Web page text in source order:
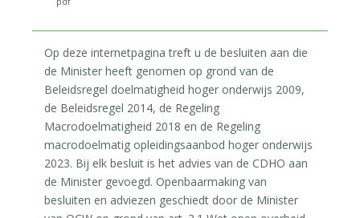
Op deze internetpagina treft u de besluiten aan die
de Minister heeft genomen op grond van de
Beleidsregel doelmatigheid hoger onderwijs 2009,
de Beleidsregel 2014, de Regeling
Macrodoelmatigheid 2018 en de Regeling
macrodoelmatig opleidingsaanbod hoger onderwijs
2023. Bij elk besluit is het advies van de CDHO aan
de Minister gevoegd. Openbaarmaking van
besluiten en adviezen geschiedt door de Minister